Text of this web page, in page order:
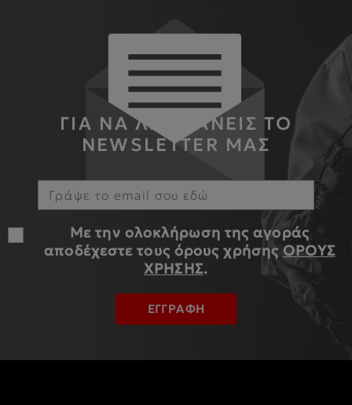
ΓΙΑ ΝΑ ΛΑΜΒΑΝΕΙΣ ΤΟ
NEWSLETTER ΜΑΣ
Με την ολοκλήρωση της αγοράς
αποδέχεστε τους όρους χρήσης ΟΡΟΥΣ
ΧΡΗΣΗΣ.
ΕΓΓΡΑΦΗ